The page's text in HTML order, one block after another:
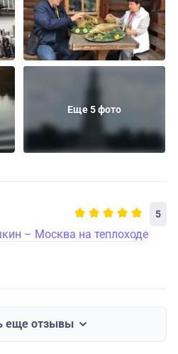
Еще 5 фото
5
– Москва на теплоходе
еще отзывы